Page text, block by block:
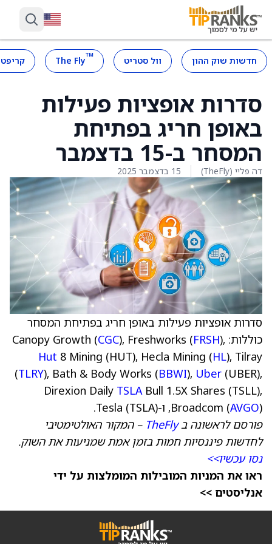
חדשות שוק ההון וול סטריט ™
The Fly
סדרות אופציות פעילות
באופן חריג בפתיחת
המסחר ב-15 בדצמבר
דה פליי (TheFly) 15 בדצמבר 2025
סדרות אופציות פעילות באופן חריג בפתיחת המסחר
כוללות: Canopy Growth (
CGC), Freshworks (FRSH),
Hut 8 Mining (HUT), Hecla Mining (HL), Tilray
(TLRY), Bath & Body Works (BBWI), Uber (UBER),
Direxion Daily TSLA Bull 1.5X Shares (TSLL),
Broadcom (AVGO), ו-Tesla (TSLA).
פורסם לראשונה בTheFly – המקור האולטימטיבי
לחדשות פיננסיות חמות בזמן אמת שמניעות את השוק.
נסו עכשיו>>
ראו את המניות המובילות המומלצות על ידי
אנליסטים >>